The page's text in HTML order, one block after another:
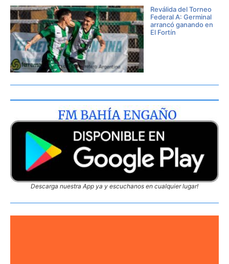
Reválida del Torneo
Federal A: Germinal
arrancó ganando en
El Fortín
Descarga nuestra App ya y escuchanos en cualquier lugar!